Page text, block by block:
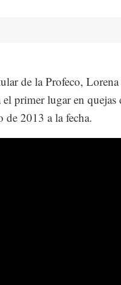
de la Profeco,
primer lugar en quejas
de 2013 a la fecha.